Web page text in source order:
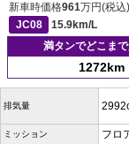
新車時価格961万円(税込)
JC08
15.9km/L
満タンでどこま
1272km
排気量
ミッション フロ